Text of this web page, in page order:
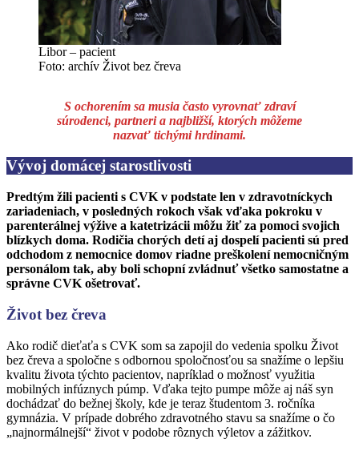
Libor – pacient
Foto: archív Život bez čreva
S ochorením sa musia často vyrovnať zdraví
súrodenci, partneri a najbližší, ktorých môžeme
nazvať tichými hrdinami.
Vývoj domácej starostlivosti
Predtým žili pacienti s CVK v podstate len v zdravotníckych
zariadeniach, v posledných rokoch však vďaka pokroku v
parenterálnej výžive a katetrizácii môžu žiť za pomoci svojich
blízkych doma. Rodičia chorých detí aj dospelí pacienti sú pred
odchodom z nemocnice domov riadne preškolení nemocničným
personálom tak, aby boli schopní zvládnuť všetko samostatne a
správne CVK ošetrovať.
Život bez čreva
Ako rodič dieťaťa s CVK som sa zapojil do vedenia spolku Život
bez čreva a spoločne s odbornou spoločnosťou sa snažíme o lepšiu
kvalitu života týchto pacientov, napríklad o možnosť využitia
mobilných infúznych púmp. Vďaka tejto pumpe môže aj náš syn
dochádzať do bežnej školy, kde je teraz študentom 3. ročníka
gymnázia. V prípade dobrého zdravotného stavu sa snažíme o čo
„najnormálnejší“ život v podobe rôznych výletov a zážitkov.